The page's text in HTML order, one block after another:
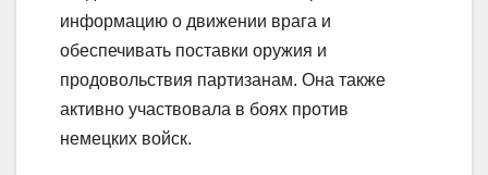
информацию о движении врага и
обеспечивать поставки оружия и
продовольствия партизанам. Она также
активно участвовала в боях против
немецких войск.